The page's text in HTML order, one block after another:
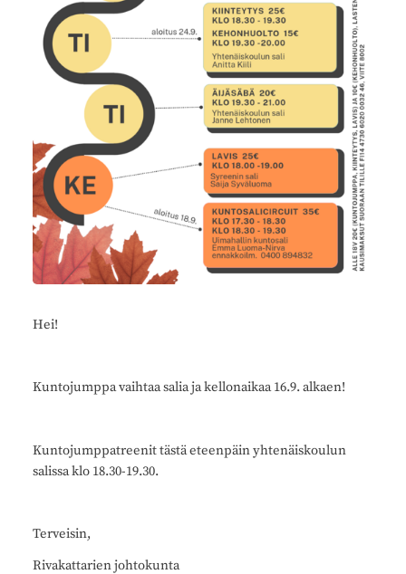
Hei!
Kuntojumppa vaihtaa salia ja kellonaikaa 16.9. alkaen!
Kuntojumppatreenit tästä eteenpäin yhtenäiskoulun
salissa klo 18.30-19.30.
Terveisin,
Rivakattarien johtokunta